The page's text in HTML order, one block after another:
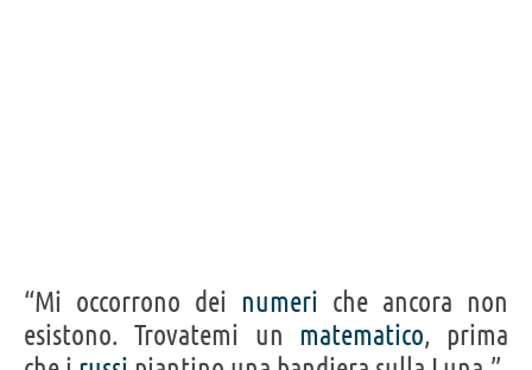
“Mi occorrono dei numeri che ancora non
esistono. Trovatemi un matematico, prima